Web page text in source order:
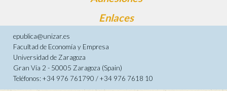
Enlaces
epublica@unizar.es
Facultad de Economía y Empresa
Universidad de Zaragoza
Gran Vía 2 - 50005 Zaragoza (Spain)
Teléfonos: +34 976 761790 / +34 976 7618 10